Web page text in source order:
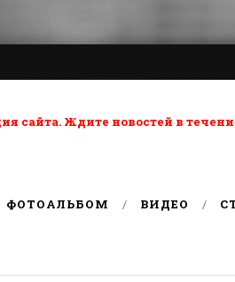
сайта. Ждите новостей в
ФОТОАЛЬБОМ ВИДЕО